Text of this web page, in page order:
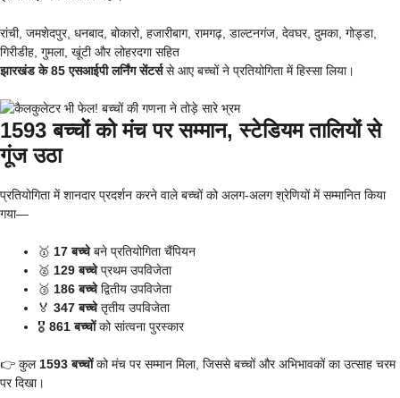
रांची, जमशेदपुर, धनबाद, बोकारो, हजारीबाग, रामगढ़, डाल्टनगंज, देवघर, दुमका, गोड्डा,
गिरीडीह, गुमला, खूंटी और लोहरदगा सहित
झारखंड के 85 एसआईपी लर्निंग सेंटर्ससे आए बच्चों ने प्रतियोगिता में हिस्सा लिया।
1593 बच्चों को मंच पर सम्मान, स्टेडियम तालियों से
गूंज उठा
प्रतियोगिता में शानदार प्रदर्शन करने वाले बच्चों को अलग-अलग श्रेणियों में सम्मानित किया
गया—
🥇 17 बच्चेबने प्रतियोगिता चैंपियन
🥈 129 बच्चेप्रथम उपविजेता
🥉 186 बच्चेद्वितीय उपविजेता
🏅 347 बच्चेतृतीय उपविजेता
🎖️ 861 बच्चोंको सांत्वना पुरस्कार
👉 कुल 1593 बच्चोंको मंच पर सम्मान मिला, जिससे बच्चों और अभिभावकों का उत्साह चरम
पर दिखा।